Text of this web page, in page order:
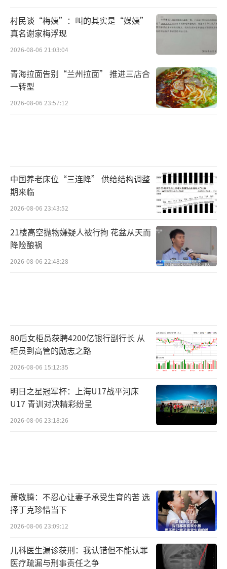
村民谈“梅姨”：叫的其实是“媒姨”
真名谢家梅浮现
2026-08-06 21:03:04
青海拉面告别“兰州拉面” 推进三店合
一转型
2026-08-06 23:57:12
中国养老床位“三连降” 供给结构调整
期来临
2026-08-06 23:43:52
21楼高空抛物嫌疑人被行拘 花盆从天而
降险酿祸
2026-08-06 22:48:28
80后女柜员获聘4200亿银行副行长 从
柜员到高管的励志之路
2026-08-06 15:12:35
明日之星冠军杯：上海U17战平河床
U17 青训对决精彩纷呈
2026-08-06 23:18:26
萧敬腾：不忍心让妻子承受生育的苦 选
择丁克珍惜当下
2026-08-06 23:09:12
儿科医生漏诊获刑：我认错但不能认罪
医疗疏漏与刑事责任之争